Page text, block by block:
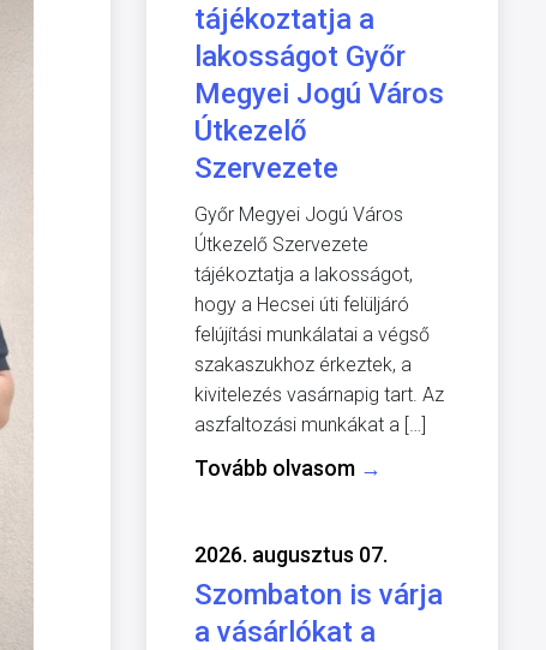
tájékoztatja a
lakosságot Győr
Megyei Jogú Város
Útkezelő
Szervezete
Győr Megyei Jogú Város
Útkezelő Szervezete
tájékoztatja a lakosságot,
hogy a Hecsei úti felüljáró
felújítási munkálatai a végső
szakaszukhoz érkeztek, a
kivitelezés vasárnapig tart. Az
aszfaltozási munkákat a […]
Tovább olvasom →
2026. augusztus 07.
Szombaton is várja
a vásárlókat a